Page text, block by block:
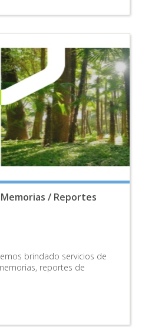
/ Reportes
brindado servicios de
reportes de